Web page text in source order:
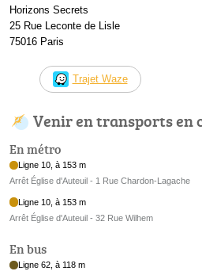
Horizons Secrets
25 Rue Leconte de Lisle
75016 Paris
Trajet Waze
Venir en transports en
En métro
Ligne 10, à 153 m
Arrêt Église d'Auteuil - 1 Rue Chardon-Lagache
Ligne 10, à 153 m
Arrêt Église d'Auteuil - 32 Rue Wilhem
En bus
Ligne 62, à 118 m